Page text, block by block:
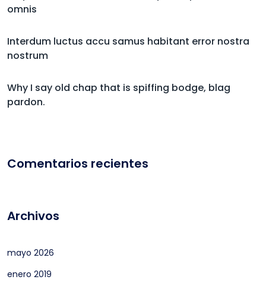
omnis
Interdum luctus accu samus habitant error nostra
nostrum
Why I say old chap that is spiffing bodge, blag
pardon.
Comentarios recientes
Archivos
mayo 2026
enero 2019